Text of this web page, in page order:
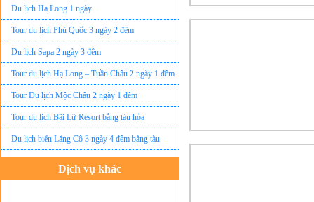
Du lịch Hạ Long 1 ngày
Tour du lịch Phú Quốc 3 ngày 2 đêm
Du lịch Sapa 2 ngày 3 đêm
Tour du lịch Hạ Long – Tuần Châu 2 ngày 1 đêm
Tour Du lịch Mộc Châu 2 ngày 1 đêm
Tour du lịch Bãi Lữ Resort bằng tàu hỏa
Du lịch biển Lăng Cô 3 ngày 4 đêm bằng tàu
Dịch vụ khác
Đặt vé máy bay giá rẻ